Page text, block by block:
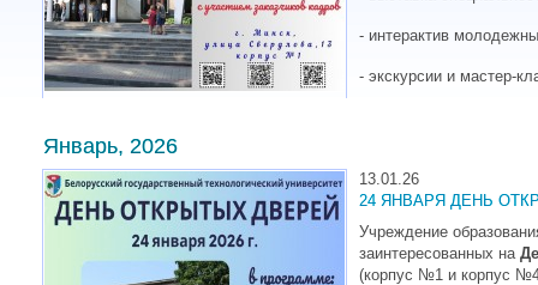
- интерактив
- экскурсии и мастер-
Январь, 2026
13.01.26
24 ЯНВАРЯ ДЕНЬ
Учреждение
заинтересованных на
(корпус №1 и корпус